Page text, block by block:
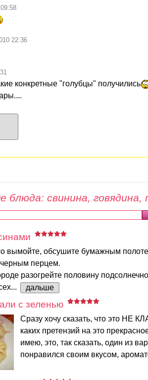
22:36
конкретные "голубцы" получились
блюда: свинина, говядина,
вымойте, обсушите бумажным
перцем.
разогрейте половину
дальше
с зеленью
Сразу хочу сказать, что это
каких претензий на это
имею, это, так сказать, один из
понравился своим вкусом,